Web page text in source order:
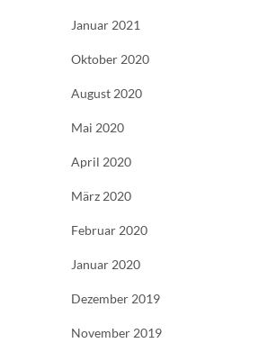
Januar 2021
Oktober 2020
August 2020
Mai 2020
April 2020
März 2020
Februar 2020
Januar 2020
Dezember 2019
November 2019